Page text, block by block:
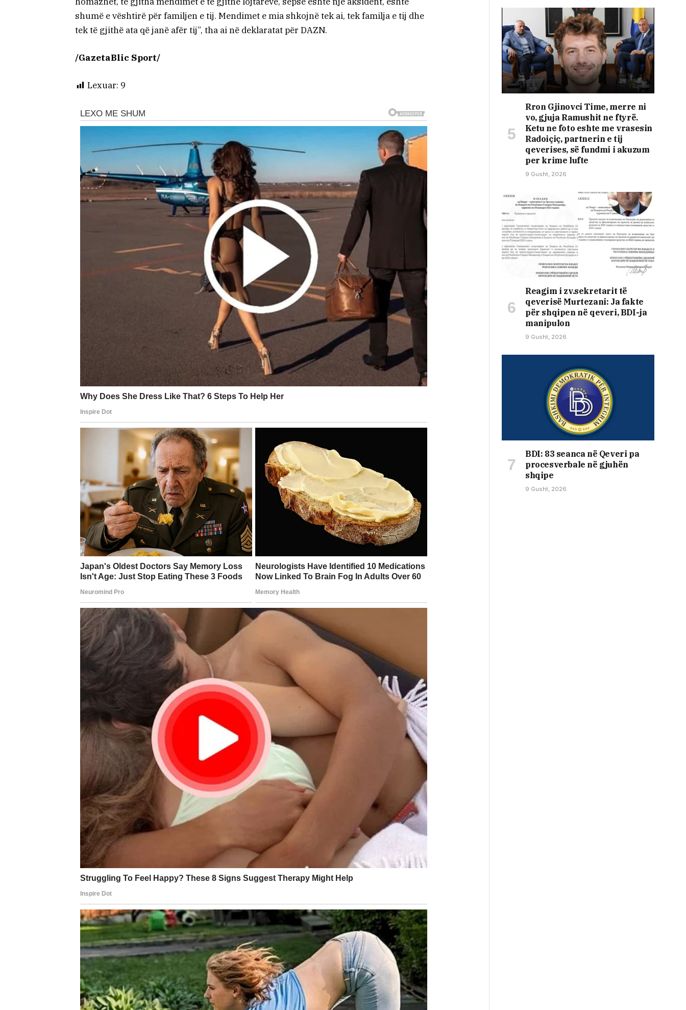
shumë e vështirë për familjen e tij. Mendimet e mia shkojnë tek ai, tek familja e tij dhe
tek të gjithë ata që janë afër tij”, tha ai në deklaratat për DAZN.
/GazetaBlic Sport/
Lexuar: 9
Rron Gjinovci Time, merre ni
vo, gjuja Ramushit ne ftyrë.
Ketu ne foto eshte me vrasesin
Radoiçiç, partnerin e tij
qeverises, së fundmi i akuzum
per krime lufte
9 Gusht, 2026
Reagim i zv.sekretarit të
qeverisë Murtezani: Ja fakte
për shqipen në qeveri, BDI-ja
manipulon
9 Gusht, 2026
BDI: 83 seanca në Qeveri pa
procesverbale në gjuhën
shqipe
9 Gusht, 2026